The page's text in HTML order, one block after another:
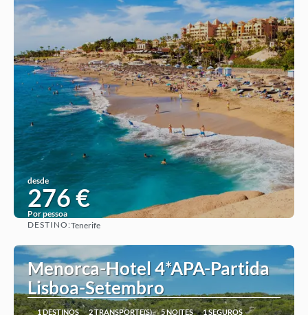
desde
276 €
Por pessoa
DESTINO:Tenerife
Menorca-Hotel 4*APA-Partida
Lisboa-Setembro
1 DESTINOS 2 TRANSPORTE(S) 5 NOITES 1 SEGUROS